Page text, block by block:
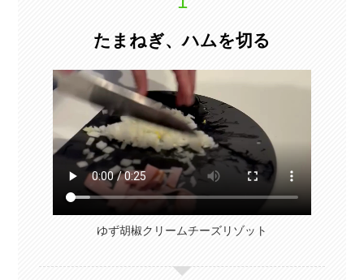
たまねぎ、ハムを切る
ゆず胡椒クリームチーズリゾット